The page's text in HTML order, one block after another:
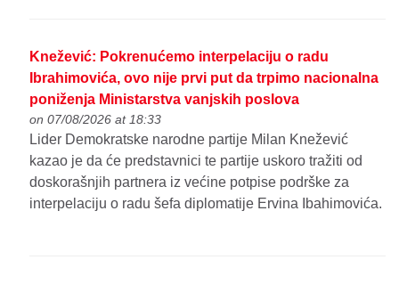
Knežević: Pokrenućemo interpelaciju o radu
Ibrahimovića, ovo nije prvi put da trpimo nacionalna
poniženja Ministarstva vanjskih poslova
on 07/08/2026 at 18:33
Lider Demokratske narodne partije Milan Knežević
kazao je da će predstavnici te partije uskoro tražiti od
doskorašnjih partnera iz većine potpise podrške za
interpelaciju o radu šefa diplomatije Ervina Ibahimovića.